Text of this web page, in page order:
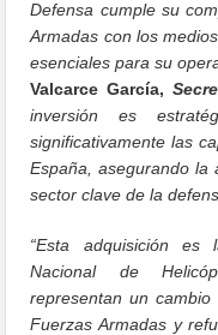
Defensa cumple su
Armadas con los
esenciales para su
Valcarce García,
inversión es
significativamente las
España, asegurando la
sector clave de la
“Esta adquisición es
Nacional de
representan un
Fuerzas Armadas y